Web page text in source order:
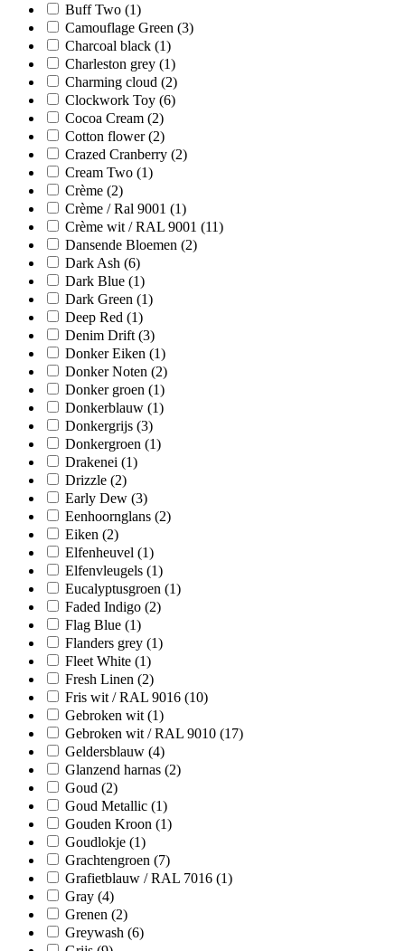
Buff Two (1)
Camouflage Green (3)
Charcoal black (1)
Charleston grey (1)
Charming cloud (2)
Clockwork Toy (6)
Cocoa Cream (2)
Cotton flower(2)
Crazed Cranberry (2)
Cream Two (1)
Crème (2)
Crème / Ral 9001 (1)
Crème wit / RAL 9001 (11)
Dansende Bloemen (2)
Dark Ash (6)
Dark Blue (1)
Dark Green (1)
Deep Red (1)
Denim Drift (3)
Donker Eiken (1)
Donker Noten (2)
Donker groen (1)
Donkerblauw (1)
Donkergrijs (3)
Donkergroen (1)
Drakenei (1)
Drizzle (2)
Early Dew (3)
Eenhoornglans (2)
Eiken (2)
Elfenheuvel (1)
Elfenvleugels (1)
Eucalyptusgroen (1)
Faded Indigo (2)
Flag Blue (1)
Flanders grey (1)
Fleet White (1)
Fresh Linen (2)
Fris wit / RAL 9016 (10)
Gebroken wit (1)
Gebroken wit / RAL 9010 (17)
Geldersblauw (4)
Glanzend harnas (2)
Goud (2)
Goud Metallic (1)
Gouden Kroon (1)
Goudlokje (1)
Grachtengroen (7)
Grafietblauw / RAL 7016 (1)
Gray (4)
Grenen (2)
Greywash (6)